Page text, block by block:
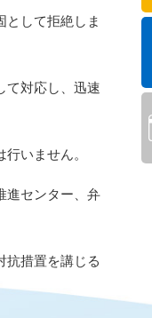
として拒絶しま
て対応し、迅速
いません。
進センター、弁
抗措置を講じる